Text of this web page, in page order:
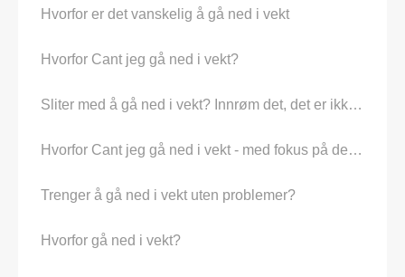
Hvorfor er det vanskelig å gå ned i vekt
Hvorfor Cant jeg gå ned i vekt?
Sliter med å gå ned i vekt? Innrøm det, det er ikke din Thyroid
Hvorfor Cant jeg gå ned i vekt - med fokus på det du kan Do
Trenger å gå ned i vekt uten problemer?
Hvorfor gå ned i vekt?